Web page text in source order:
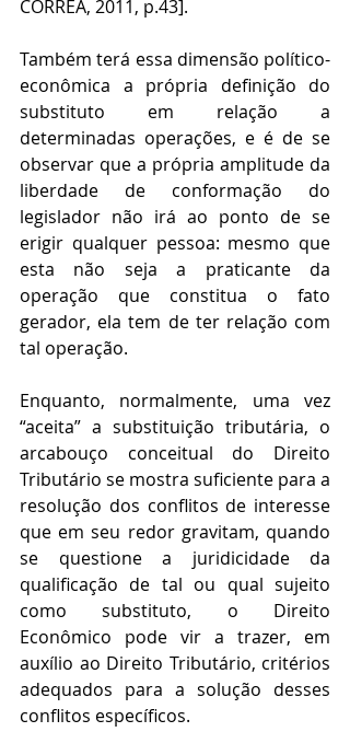
CORREA, 2011, p.43].
Também terá essa dimensão político-
econômica a própria definição do
substituto em relação a
determinadas operações, e é de se
observar que a própria amplitude da
liberdade de conformação do
legislador não irá ao ponto de se
erigir qualquer pessoa: mesmo que
esta não seja a praticante da
operação que constitua o fato
gerador, ela tem de ter relação com
tal operação.
Enquanto, normalmente, uma vez
“aceita” a substituição tributária, o
arcabouço conceitual do Direito
Tributário se mostra suficiente para a
resolução dos conflitos de interesse
que em seu redor gravitam, quando
se questione a juridicidade da
qualificação de tal ou qual sujeito
como substituto, o Direito
Econômico pode vir a trazer, em
auxílio ao Direito Tributário, critérios
adequados para a solução desses
conflitos específicos.